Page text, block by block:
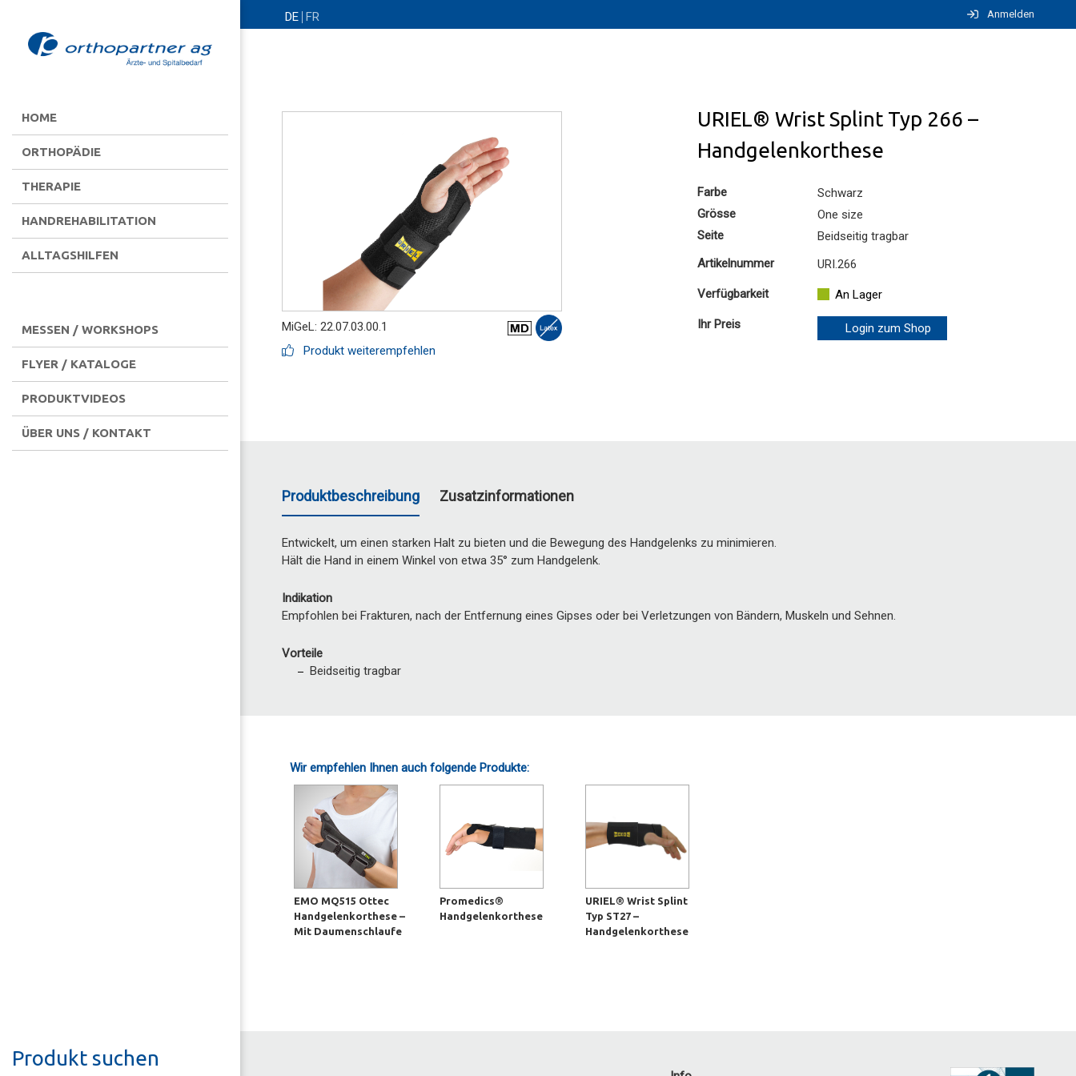
DE FR Anmelden
HOME
ORTHOPÄDIE
THERAPIE
HANDREHABILITATION
ALLTAGSHILFEN
MESSEN / WORKSHOPS
FLYER / KATALOGE
PRODUKTVIDEOS
ÜBER UNS / KONTAKT
Produkt suchen
MiGeL: 22.07.03.00.1
Produkt weiterempfehlen
URIEL® Wrist Splint Typ 266 –
Handgelenkorthese
Farbe
Schwarz
Grösse
One size
Seite
Beidseitig tragbar
Artikelnummer
URI.266
Verfügbarkeit An Lager
Ihr Preis Login zum Shop
Produktbeschreibung Zusatzinformationen
Entwickelt, um einen starken Halt zu bieten und die Bewegung des Handgelenks zu minimieren.
Hält die Hand in einem Winkel von etwa 35° zum Handgelenk.
Indikation
Empfohlen bei Frakturen, nach der Entfernung eines Gipses oder bei Verletzungen von Bändern, Muskeln und Sehnen.
Vorteile
Beidseitig tragbar
Wir empfehlen Ihnen auch folgende Produkte:
EMO MQ515 Ottec
Handgelenkorthese –
Mit Daumenschlaufe
Promedics®
Handgelenkorthese
URIEL® Wrist Splint
Typ ST27 –
Handgelenkorthese